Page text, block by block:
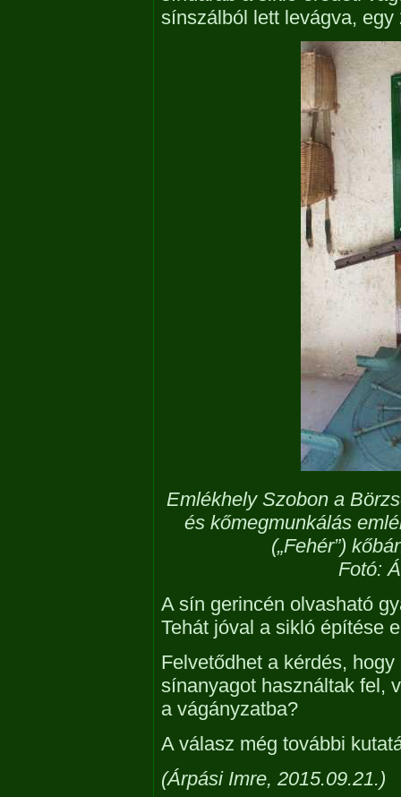
sínszálból lett levágva,
Emlékhely Szobon a
és kőmegmunkálás
(„Fehér”)
Fotó:
A sín gerincén olvasható
Tehát jóval a sikló építése
Felvetődhet a kérdés,
sínanyagot használtak fel,
a vágányzatba?
A válasz még további
(Árpási Imre, 2015.09.21.)